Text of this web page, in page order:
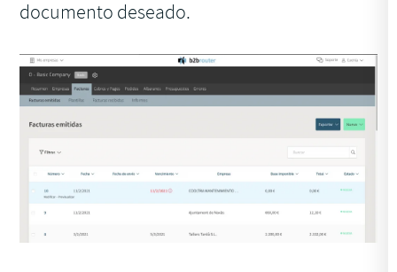
documento deseado.